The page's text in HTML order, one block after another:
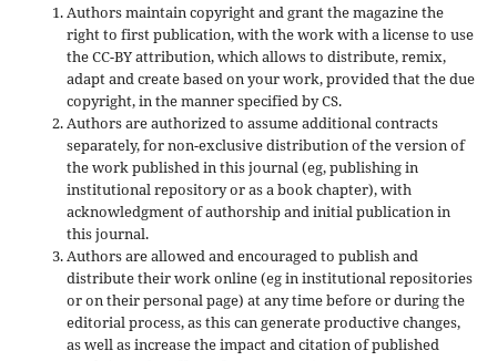
Authors maintain copyright and grant the magazine the
right to first publication, with the work with a license to use
the CC-BY attribution, which allows to distribute, remix,
adapt and create based on your work, provided that the due
copyright, in the manner specified by CS.
Authors are authorized to assume additional contracts
separately, for non-exclusive distribution of the version of
the work published in this journal (eg, publishing in
institutional repository or as a book chapter), with
acknowledgment of authorship and initial publication in
this journal.
Authors are allowed and encouraged to publish and
distribute their work online (eg in institutional repositories
or on their personal page) at any time before or during the
editorial process, as this can generate productive changes,
as well as increase the impact and citation of published